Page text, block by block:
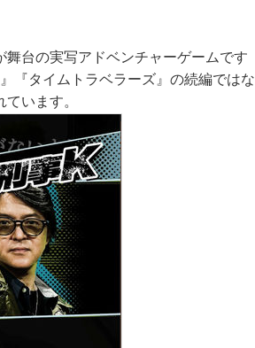
台の実写アドベンチャーゲームです
『タイムトラベラーズ』の続編ではな
います。